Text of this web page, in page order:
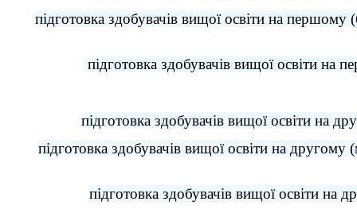
підготовка здобувачів вищої освіти на першому
підготовка здобувачів вищої освіти на
підготовка здобувачів вищої освіти на
підготовка здобувачів вищої освіти на другому
підготовка здобувачів вищої освіти на